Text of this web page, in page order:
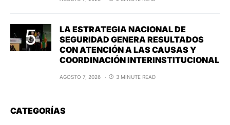
LA ESTRATEGIA NACIONAL DE
SEGURIDAD GENERA RESULTADOS
CON ATENCIÓN A LAS CAUSAS Y
COORDINACIÓN INTERINSTITUCIONAL
AGOSTO 7, 2026 3 MINUTE READ
CATEGORÍAS